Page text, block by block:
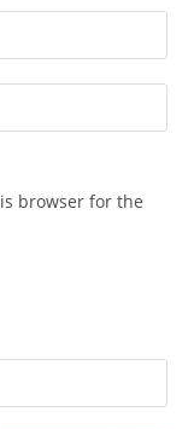
browser for the